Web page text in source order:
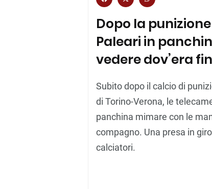
Dopo la
Paleari in
vedere dov’era
Subito dopo il calcio di
di Torino-Verona, le
panchina mimare con le
compagno. Una presa in
calciatori.